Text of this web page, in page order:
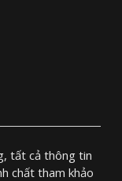
tất cả thông tin
chất tham khảo